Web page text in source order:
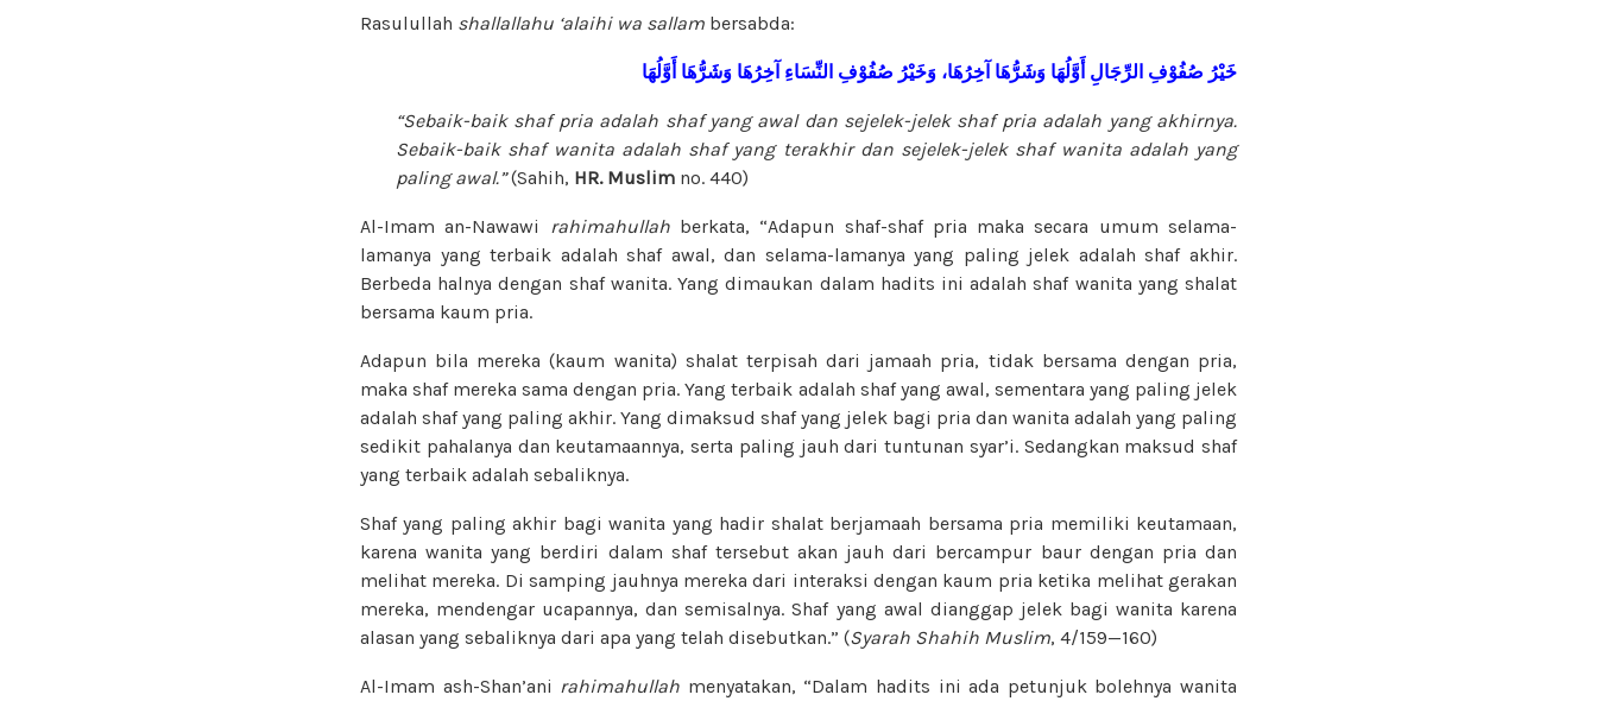
Rasulullah shallallahu ‘alaihi wa sallam bersabda:
خَيْرُ صُفُوْفِ الرِّجَالِ أَوَّلُهَا وَشَرُّهَا آخِرُهَا، وَخَيْرُ صُفُوْفِ النِّسَاءِ آخِرُهَا وَشَرُّهَا أَوَّلُهَا
“Sebaik-baik shaf pria adalah shaf yang awal dan sejelek-jelek shaf pria adalah yang akhirnya.
Sebaik-baik shaf wanita adalah shaf yang terakhir dan sejelek-jelek shaf wanita adalah yang
paling awal.”(Sahih, HR. Muslim no. 440)
Al-Imam an-Nawawi rahimahullahberkata, “Adapun shaf-shaf pria maka secara umum selama-
lamanya yang terbaik adalah shaf awal, dan selama-lamanya yang paling jelek adalah shaf akhir.
Berbeda halnya dengan shaf wanita. Yang dimaukan dalam hadits ini adalah shaf wanita yang shalat
bersama kaum pria.
Adapun bila mereka (kaum wanita) shalat terpisah dari jamaah pria, tidak bersama dengan pria,
maka shaf mereka sama dengan pria. Yang terbaik adalah shaf yang awal, sementara yang paling jelek
adalah shaf yang paling akhir. Yang dimaksud shaf yang jelek bagi pria dan wanita adalah yang paling
sedikit pahalanya dan keutamaannya, serta paling jauh dari tuntunan syar’i. Sedangkan maksud shaf
yang terbaik adalah sebaliknya.
Shaf yang paling akhir bagi wanita yang hadir shalat berjamaah bersama pria memiliki keutamaan,
karena wanita yang berdiri dalam shaf tersebut akan jauh dari bercampur baur dengan pria dan
melihat mereka. Di samping jauhnya mereka dari interaksi dengan kaum pria ketika melihat gerakan
mereka, mendengar ucapannya, dan semisalnya. Shaf yang awal dianggap jelek bagi wanita karena
alasan yang sebaliknya dari apa yang telah disebutkan.” (Syarah Shahih Muslim, 4/159—160)
Al-Imam ash-Shan’ani rahimahullah menyatakan, “Dalam hadits ini ada petunjuk bolehnya wanita